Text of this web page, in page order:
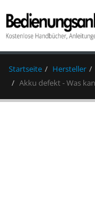
Startseite Hersteller
Akku defekt - Was